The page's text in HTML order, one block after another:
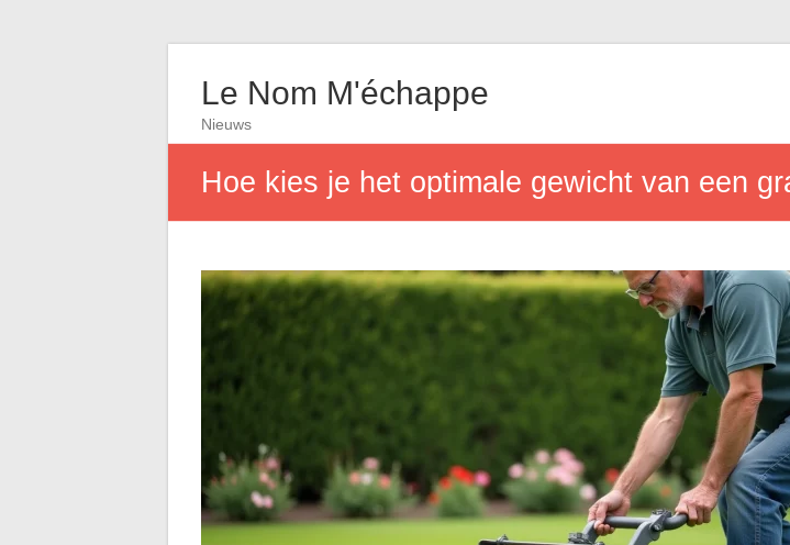
Le Nom M'échappe
Nieuws
Hoe kies je het optimale gewicht van een